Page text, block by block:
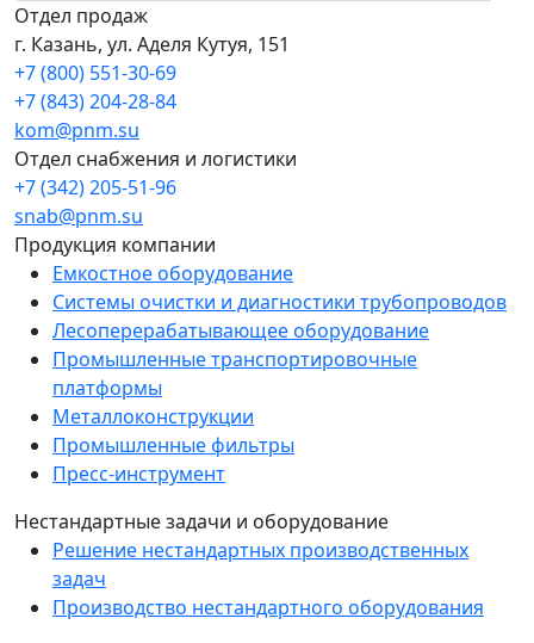
Отдел продаж
г. Казань, ул. Аделя Кутуя, 151
+7 (800) 551-30-69
+7 (843) 204-28-84
kom@pnm.su
Отдел снабжения и логистики
+7 (342) 205-51-96
snab@pnm.su
Продукция компании
Емкостное оборудование
Системы очистки и диагностики трубопроводов
Лесоперерабатывающее оборудование
Промышленные транспортировочные
платформы
Металлоконструкции
Промышленные фильтры
Пресс-инструмент
Нестандартные задачи и оборудование
Решение нестандартных производственных
задач
Производство нестандартного оборудования